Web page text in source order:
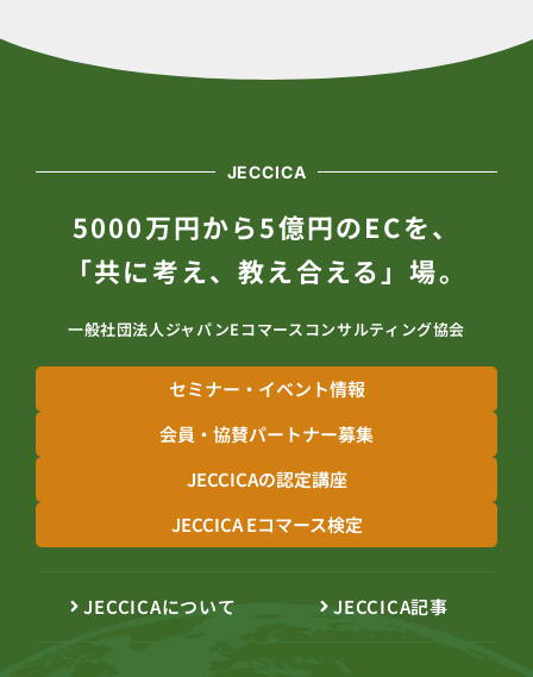
JECCICA
5000万円から5億円のECを、
「共に考え、教え合える」場。
一般社団法人ジャパンEコマースコンサルティング協会
セミナー・イベント情報
会員・協賛パートナー募集
JECCICAの認定講座
JECCICA Eコマース検定
JECCICAについて JECCICA記事